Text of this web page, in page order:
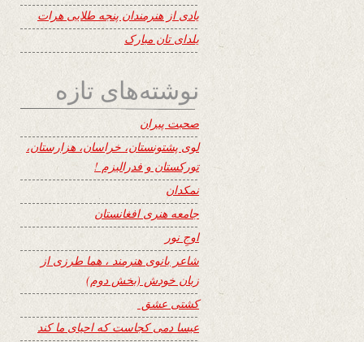
یادی از هنرمندان پنجه طلایی هرات
یلدای تان مبارک
نوشته‌های تازه
صحبت پیران
لوی پشتونستان، خراسان، هزارستان،
تورکستان و فدرالیزم !
نمکدان
جامعه هنری افغانستان
اوجِ نور
شاعر بانوی هنرمند ، هما طرزی از
زبان خودش (بخش دوم)
کشتی عشق
عیسا دمی کجاست که احیای ما کند